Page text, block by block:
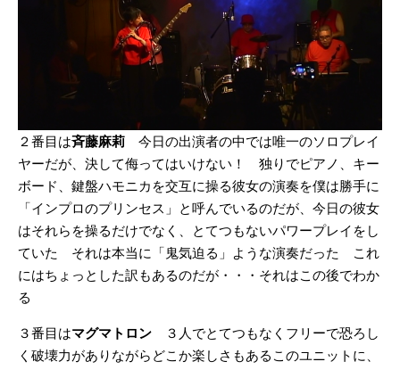
２番目は斉藤麻莉 今日の出演者の中では唯一のソロプレイ
ヤーだが、決して侮ってはいけない！ 独りでピアノ、キー
ボード、鍵盤ハモニカを交互に操る彼女の演奏を僕は勝手に
「インプロのプリンセス」と呼んでいるのだが、今日の彼女
はそれらを操るだけでなく、とてつもないパワープレイをし
ていた それは本当に「鬼気迫る」ような演奏だった これ
にはちょっとした訳もあるのだが・・・それはこの後でわか
る
３番目はマグマトロン
３人でとてつもなくフリーで恐ろし
く破壊力がありながらどこか楽しさもあるこのユニットに、